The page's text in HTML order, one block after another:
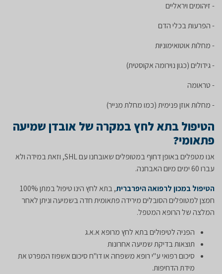
- זיהומים ויראליים
- הפרעות בכלי הדם
- מחלות אוטואימוניות
- גידולים (כגון נוירומה אקוסטית)
- טראומה
- מחלות אוזן פנימית (כמו מחלת מנייר)
הטיפול בתא לחץ במקרה של אובדן שמיעה
פתאומי?
אנו מטפלים באופן דחוף במטופלים שאובחנו עם SHL, וזאת במידה ולא
עברו 60 ימים מיום האבחנה.
הטיפול במכון לרפואה היפרברית
, בתא לחץ הינו טיפול במתן 100%
חמצן למטופלים הסובלים מירידה פתאומית חדה בשמיעה וניתן לאחר
המלצה של הרופא המטפל.
הפניה לטיפולים בתא לחץ מרופא א.א.ג
תוצאות בדיקת שמיעה אחרונות
סיכום רפואי ע"י רופא משפחה או דו"ח סיכום אשפוז המפרט את
מידת הדחיפות.